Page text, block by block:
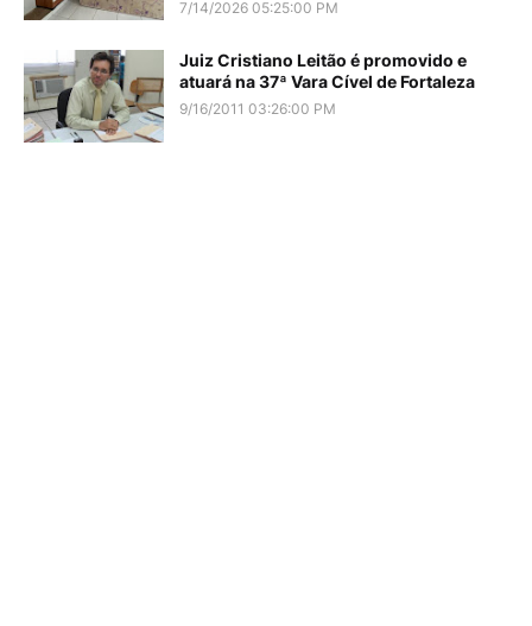
7/14/2026 05:25:00 PM
Juiz Cristiano Leitão é promovido e
atuará na 37ª Vara Cível de Fortaleza
9/16/2011 03:26:00 PM